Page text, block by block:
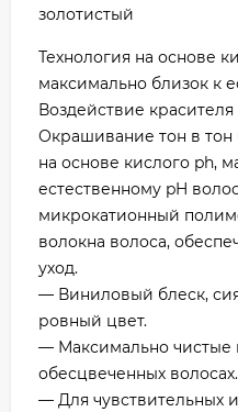
золотистый
Технология на основе
максимально близок к
Воздействие
Окрашивание тон в тон
на основе кислого ph,
естественному pH
микрокатионный
волокна волоса,
уход.
— Виниловый блеск,
ровный цвет.
— Максимально чистые
обесцвеченных волосах.
— Для чувствительных